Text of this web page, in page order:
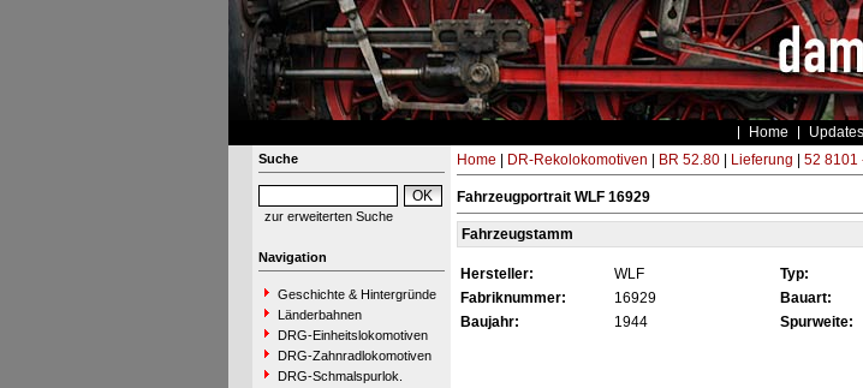
Home Updates
Suche
zur erweiterten Suche
Navigation
Geschichte & Hintergründe
Länderbahnen
DRG-Einheitslokomotiven
DRG-Zahnradlokomotiven
DRG-Schmalspurlok.
Home DR-Rekolokomotiven BR 52.80| Lieferung 52 8101
Fahrzeugportrait WLF 16929
Fahrzeugstamm
Hersteller: WLF Typ:
Fabriknummer:
16929 Bauart:
Baujahr:
1944 Spurweite: